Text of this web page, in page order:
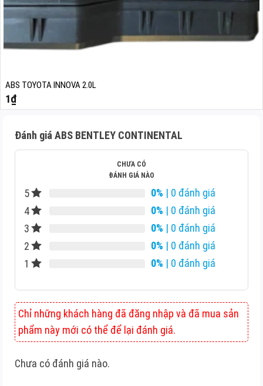
ABS TOYOTA INNOVA 2.0L
1₫
Đánh giá ABS BENTLEY CONTINENTAL
CHƯA CÓ
ĐÁNH GIÁ NÀO
5 0% | 0 đánh giá
4
0% | 0 đánh giá
3
0% | 0 đánh giá
2
0% | 0 đánh giá
1
0% | 0 đánh giá
Chỉ những khách hàng đã đăng nhập và đã mua sản
phẩm này mới có thể để lại đánh giá.
Chưa có đánh giá nào.